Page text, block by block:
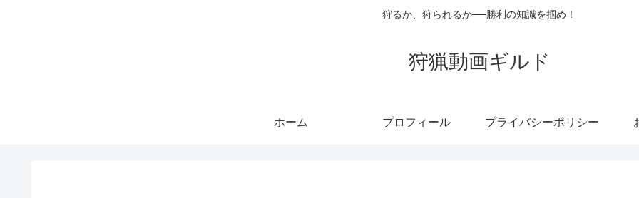
狩るか、狩られるか──勝利の知識を掴め！
狩猟動画ギルド
ホーム プロフィール プライバシーポリシー